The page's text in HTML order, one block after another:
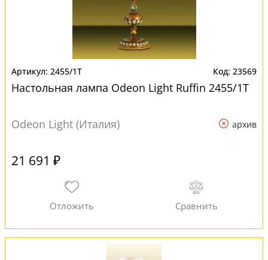
2455/1T 23569
Настольная лампа Odeon Light Ruffin 2455/1T
Odeon Light (Италия) архив
21 691 ₽